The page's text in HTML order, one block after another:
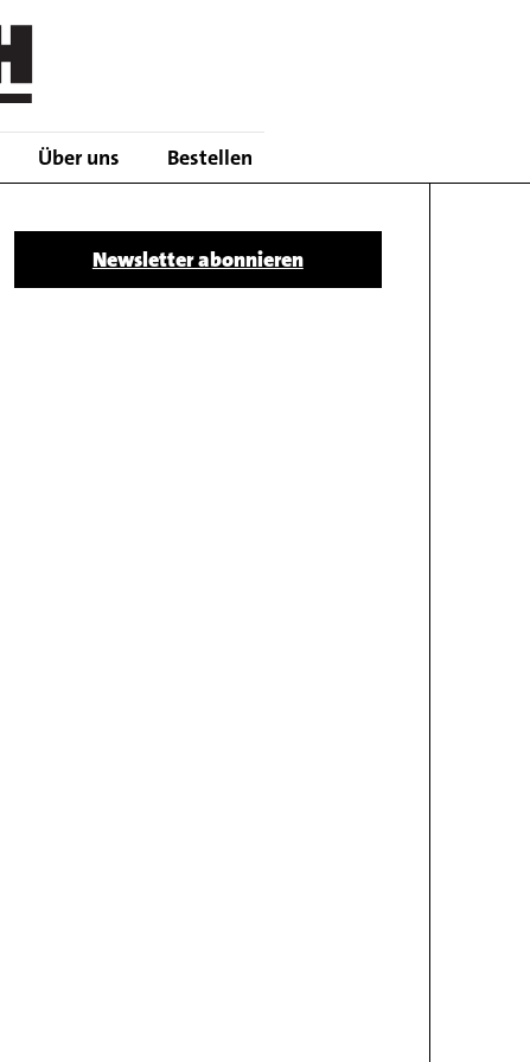
Über uns Bestellen
Newsletter abonnieren